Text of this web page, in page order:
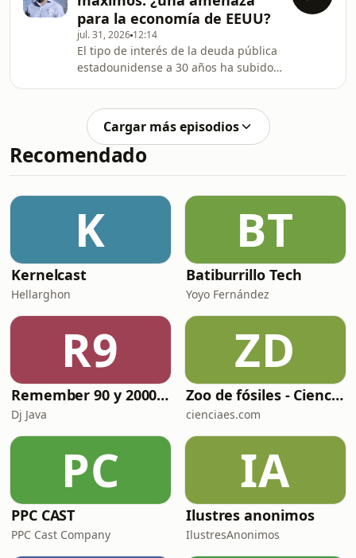
para la economía de EEUU?
jul. 31, 2026 12:14
El tipo de interés de la deuda pública
estadounidense a 30 años ha subido
acast.com/privacy for more
information.
Cargar más episodios
Recomendado
K
Kernelcast
Hellarghon
BT
Batiburrillo Tech
Yoyo Fernández
R9
Remember 90 y 2000 en PLAY WITH ME by Dj Java
Dj Java
ZD
Zoo de fósiles - Cienciaes.com
cienciaes.com
PC
PPC CAST
PPC Cast Company
IA
Ilustres anonimos
IlustresAnonimos